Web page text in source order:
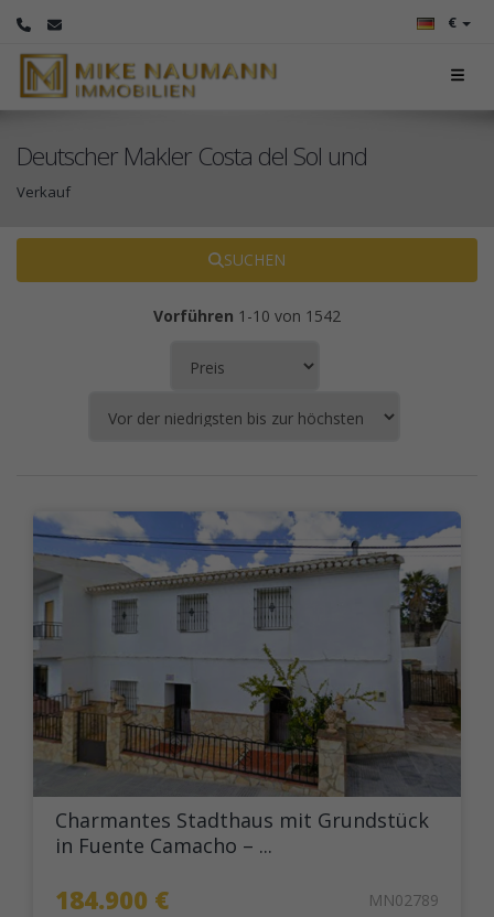
€
Deutscher Makler Costa del Sol und
Verkauf
SUCHEN
Vorführen 1-10 von 1542
Charmantes Stadthaus mit Grundstück
in Fuente Camacho – ...
184.900 € MN02789